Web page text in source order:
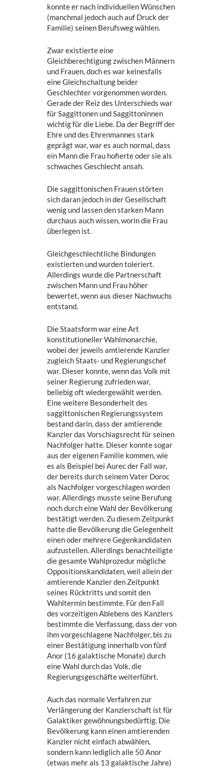
konnte er nach individuellen Wünschen
(manchmal jedoch auch auf Druck der
Familie) seinen Berufsweg wählen.
Zwar existierte eine
Gleichberechtigung zwischen Männern
und Frauen, doch es war keinesfalls
eine Gleichschaltung beider
Geschlechter vorgenommen worden.
Gerade der Reiz des Unterschieds war
für Saggittonen und Saggittoninnen
wichtig für die Liebe. Da der Begriff der
Ehre und des Ehrenmannes stark
geprägt war, war es auch normal, dass
ein Mann die Frau hofierte oder sie als
schwaches Geschlecht ansah.
Die saggittonischen Frauen störten
sich daran jedoch in der Gesellschaft
wenig und lassen den starken Mann
durchaus auch wissen, worin die Frau
überlegen ist.
Gleichgeschlechtliche Bindungen
existierten und wurden toleriert.
Allerdings wurde die Partnerschaft
zwischen Mann und Frau höher
bewertet, wenn aus dieser Nachwuchs
entstand.
Die Staatsform war eine Art
konstitutioneller Wahlmonarchie,
wobei der jeweils amtierende Kanzler
zugleich Staats- und Regierungschef
war. Dieser konnte, wenn das Volk mit
seiner Regierung zufrieden war,
beliebig oft wiedergewählt werden.
Eine weitere Besonderheit des
saggittonischen Regierungssystem
bestand darin, dass der amtierende
Kanzler das Vorschlagsrecht für seinen
Nachfolger hatte. Dieser konnte sogar
aus der eigenen Familie kommen, wie
es als Beispiel bei Aurec der Fall war,
der bereits durch seinem Vater Doroc
als Nachfolger vorgeschlagen worden
war. Allerdings musste seine Berufung
noch durch eine Wahl der Bevölkerung
bestätigt werden. Zu diesem Zeitpunkt
hatte die Bevölkerung die Gelegenheit
einen oder mehrere Gegenkandidaten
aufzustellen. Allerdings benachteiligte
die gesamte Wahlprozedur mögliche
Oppositionskandidaten, weil allein der
amtierende Kanzler den Zeitpunkt
seines Rücktritts und somit den
Wahltermin bestimmte. Für den Fall
des vorzeitigen Ablebens des Kanzlers
bestimmte die Verfassung, dass der von
ihm vorgeschlagene Nachfolger, bis zu
einer Bestätigung innerhalb von fünf
Anor (16 galaktische Monate) durch
eine Wahl durch das Volk, die
Regierungsgeschäfte weiterführt.
Auch das normale Verfahren zur
Verlängerung der Kanzlerschaft ist für
Galaktiker gewöhnungsbedürftig. Die
Bevölkerung kann einen amtierenden
Kanzler nicht einfach abwählen,
sondern kann lediglich alle 50 Anor
(etwas mehr als 13 galaktische Jahre)